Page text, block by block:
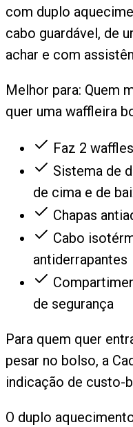
com duplo
cabo guardável, de
achar e com
Melhor para: Quem
quer uma waffleira
Faz 2
Sistema de
de cima e de
Chapas
Cabo
antiderrapantes
de segurança
Para quem quer
pesar no bolso, a
indicação de custo-
O duplo